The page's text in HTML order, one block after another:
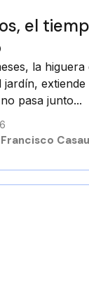
el
la
jardín,
pasa junto...
Francisco